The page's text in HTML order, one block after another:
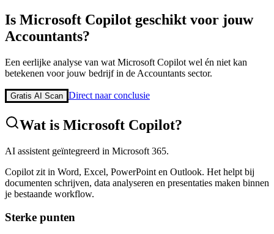
Is Microsoft Copilot geschikt voor jouw
Accountants?
Een eerlijke analyse van wat Microsoft Copilot wel én niet kan
betekenen voor jouw bedrijf in de Accountants sector.
Gratis AI Scan Direct naar conclusie
Wat is Microsoft Copilot?
AI assistent geïntegreerd in Microsoft 365.
Copilot zit in Word, Excel, PowerPoint en Outlook. Het helpt bij
documenten schrijven, data analyseren en presentaties maken binnen
je bestaande workflow.
Sterke punten